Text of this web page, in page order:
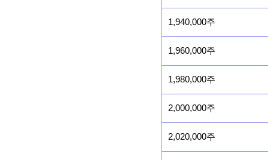
1,940,000주
1,960,000주
1,980,000주
2,000,000주
2,020,000주